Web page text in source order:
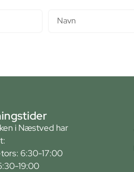
i Næstved har
6:30-17:00
19:00